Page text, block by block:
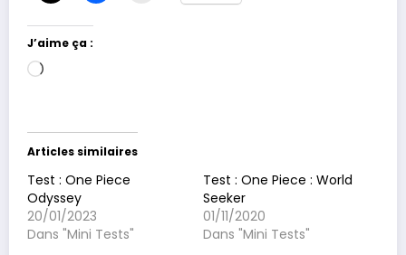
J’aime ça :
Chargement…
Articles similaires
Test : One Piece
Odyssey
20/01/2023
Dans "Mini Tests"
Test : One Piece : World
Seeker
01/11/2020
Dans "Mini Tests"